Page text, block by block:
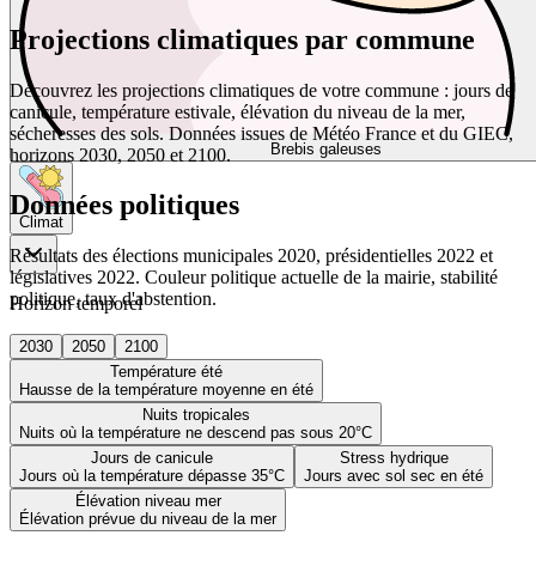
Brebis galeuses
Climat
Horizon temporel
2030 2050
2100
Température été
Hausse de la température moyenne en été
Nuits tropicales
Nuits où la température ne descend pas sous 20°C
Jours de canicule
Jours où la température dépasse 35°C
Stress hydrique
Jours avec sol sec en été
Élévation niveau mer
Élévation prévue du niveau de la mer
Projections climatiques par commune
Découvrez les projections climatiques de votre commune : jours de
canicule, température estivale, élévation du niveau de la mer,
sécheresses des sols. Données issues de Météo France et du GIEC,
horizons 2030, 2050 et 2100.
Données politiques
Résultats des élections municipales 2020, présidentielles 2022 et
législatives 2022. Couleur politique actuelle de la mairie, stabilité
politique, taux d'abstention.